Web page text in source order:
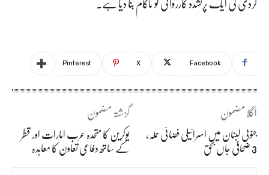
Facebook
X
Pinterest
گزشتہ مضمون
یوکرین کا متحدہ عرب امارات اور قطر
کے ساتھ دفاعی تعاون کا معاہدہ
اگلا مضمون
جنوبی لبنان میں اسرائیلی فضائی حملہ،
3 صحافی جاں بحق